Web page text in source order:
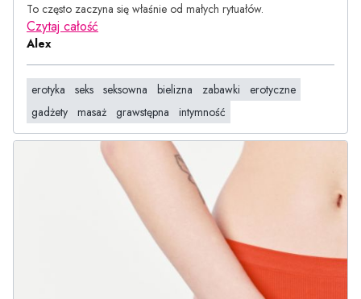
To często zaczyna się właśnie od małych rytuałów.
Czytaj całość
Alex
erotyka seks seksowna bielizna zabawki
erotyczne
gadżety masaż grawstępna intymność